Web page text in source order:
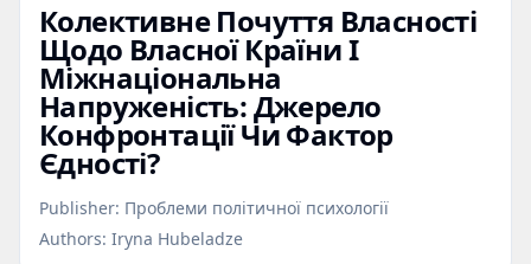
Колективне Почуття Власності
Щодо Власної Країни І
Міжнаціональна
Напруженість: Джерело
Конфронтації Чи Фактор
Єдності?
Publisher: Проблеми політичної психології
Authors: Iryna Hubeladze